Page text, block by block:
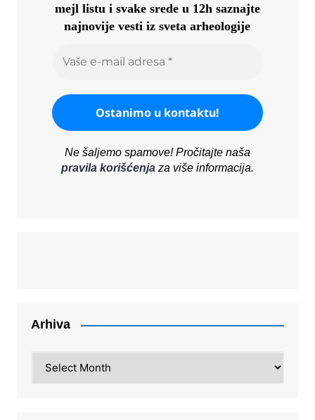
mejl listu i svake srede u 12h saznajte
najnovije vesti iz sveta arheologije
Ne šaljemo spamove! Pročitajte naša
pravila korišćenjaza više informacija.
Arhiva